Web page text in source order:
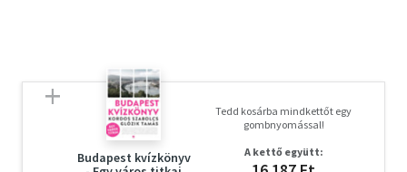
vázlat és tanulmánykép ékesíti, miközben a sorozat
múltbeli és mostani alkotói mesélik el saját szavaikkal,
hogyan is írtak - szó szerint - történelmet.
Fedezd fel te is a 15 éves Assassin's Creed titkait!
Budapest kvízkönyv
Tedd kosárba mindkettőt egy
gombnyomással!
A kettő együtt: